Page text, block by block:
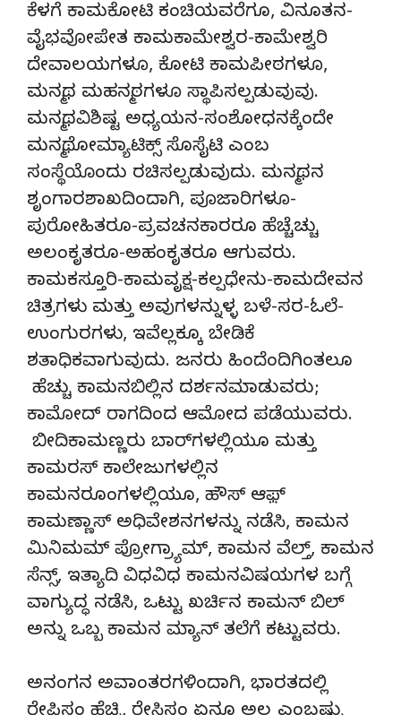
ಕೆಳಗೆ ಕಾಮಕೋಟಿ ಕಂಚಿಯವರೆಗೂ, ವಿನೂತನ-
ವೈಭವೋಪೇತ ಕಾಮಕಾಮೇಶ್ವರ-ಕಾಮೇಶ್ವರಿ
ದೇವಾಲಯಗಳೂ, ಕೋಟಿ ಕಾಮಪೀಠಗಳೂ,
ಮನ್ಮಥ ಮಹನ್ಮಠಗಳೂ ಸ್ಥಾಪಿಸಲ್ಪಡುವುವು.
ಮನ್ಮಥವಿಶಿಷ್ಟ ಅಧ್ಯಯನ-ಸಂಶೋಧನಕ್ಕೆಂದೇ
ಮನ್ಮಥೋಮ್ಯಾಟಿಕ್ಸ್ ಸೊಸೈಟಿ ಎಂಬ
ಸಂಸ್ಥೆಯೊಂದು ರಚಿಸಲ್ಪಡುವುದು. ಮನ್ಮಥನ
ಶೃಂಗಾರಶಾಖದಿಂದಾಗಿ, ಪೂಜಾರಿಗಳೂ-
ಪುರೋಹಿತರೂ-ಪ್ರವಚನಕಾರರೂ ಹೆಚ್ಚೆಚ್ಚು
ಅಲಂಕೃತರೂ-ಅಹಂಕೃತರೂ ಆಗುವರು.
ಕಾಮಕಸ್ತೂರಿ-ಕಾಮವೃಕ್ಷ-ಕಲ್ಪಧೇನು-ಕಾಮದೇವನ
ಚಿತ್ರಗಳು ಮತ್ತು ಅವುಗಳನ್ನುಳ್ಳ ಬಳೆ-ಸರ-ಓಲೆ-
ಉಂಗುರಗಳು, ಇವೆಲ್ಲಕ್ಕೂ ಬೇಡಿಕೆ
ಶತಾಧಿಕವಾಗುವುದು. ಜನರು ಹಿಂದೆಂದಿಗಿಂತಲೂ
ಹೆಚ್ಚು ಕಾಮನಬಿಲ್ಲಿನ ದರ್ಶನಮಾಡುವರು;
ಕಾಮೋದ್ ರಾಗದಿಂದ ಆಮೋದ ಪಡೆಯುವರು.
ಬೀದಿಕಾಮಣ್ಣರು ಬಾರ್‌ಗಳಲ್ಲಿಯೂ ಮತ್ತು
ಕಾಮರಸ್ ಕಾಲೇಜುಗಳಲ್ಲಿನ
ಕಾಮನರೂಂಗಳಲ್ಲಿಯೂ, ಹೌಸ್ ಆಫ಼್
ಕಾಮಣ್ಣಾಸ್ ಅಧಿವೇಶನಗಳನ್ನು ನಡೆಸಿ, ಕಾಮನ
ಮಿನಿಮಮ್ ಪ್ರೋಗ್ರ್ಯಾಮ್, ಕಾಮನ ವೆಲ್ತ್, ಕಾಮನ
ಸೆನ್ಸ್, ಇತ್ಯಾದಿ ವಿಧವಿಧ ಕಾಮನವಿಷಯಗಳ ಬಗ್ಗೆ
ವಾಗ್ಯುದ್ಧ ನಡೆಸಿ, ಒಟ್ಟು ಖರ್ಚಿನ ಕಾಮನ್ ಬಿಲ್
ಅನ್ನು ಒಬ್ಬ ಕಾಮನ ಮ್ಯಾನ್ ತಲೆಗೆ ಕಟ್ಟುವರು.
ಅನಂಗನ ಅವಾಂತರಗಳಿಂದಾಗಿ, ಭಾರತದಲ್ಲಿ